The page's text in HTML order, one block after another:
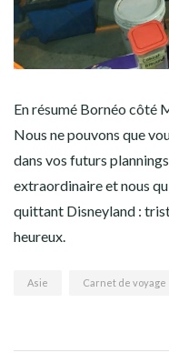
En résumé Bornéo côté
Nous ne pouvons que
dans vos futurs
extraordinaire et nous
quittant Disneyland :
heureux.
Asie Carnet de voyage